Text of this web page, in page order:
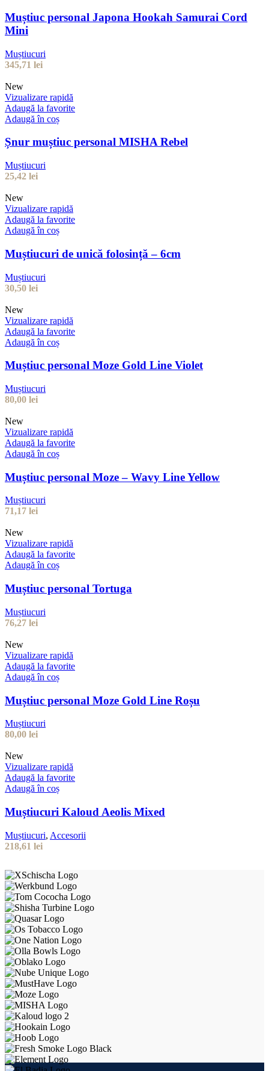
Muștiuc personal Japona Hookah Samurai Cord
Mini
Muștiucuri
345,71 lei
New
Vizualizare rapidă
Adaugă la favorite
Adaugă în coș
Șnur muștiuc personal MISHA Rebel
Muștiucuri
25,42 lei
New
Vizualizare rapidă
Adaugă la favorite
Adaugă în coș
Muștiucuri de unică folosință – 6cm
Muștiucuri
30,50 lei
New
Vizualizare rapidă
Adaugă la favorite
Adaugă în coș
Muștiuc personal Moze Gold Line Violet
Muștiucuri
80,00 lei
New
Vizualizare rapidă
Adaugă la favorite
Adaugă în coș
Muștiuc personal Moze – Wavy Line Yellow
Muștiucuri
71,17 lei
New
Vizualizare rapidă
Adaugă la favorite
Adaugă în coș
Muștiuc personal Tortuga
Muștiucuri
76,27 lei
New
Vizualizare rapidă
Adaugă la favorite
Adaugă în coș
Muștiuc personal Moze Gold Line Roșu
Muștiucuri
80,00 lei
New
Vizualizare rapidă
Adaugă la favorite
Adaugă în coș
Muștiucuri Kaloud Aeolis Mixed
Muștiucuri, Accesorii
218,61 lei